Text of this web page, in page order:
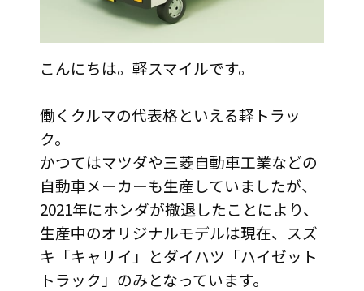
こんにちは。軽スマイルです。
働くクルマの代表格といえる軽トラッ
ク。
かつてはマツダや三菱自動車工業などの
自動車メーカーも生産していましたが、
2021年にホンダが撤退したことにより、
生産中のオリジナルモデルは現在、スズ
キ「キャリイ」とダイハツ「ハイゼット
トラック」のみとなっています。